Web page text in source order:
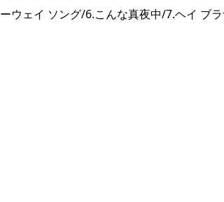
ウェイ ソング/6.こんな真夜中/7.ヘイ ブ